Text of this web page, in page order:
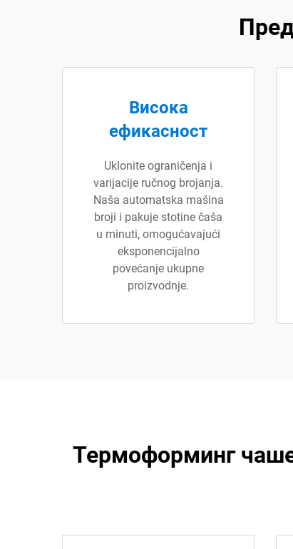
Висока
ефикасност
Uklonite ograničenja i
varijacije ručnog brojanja.
Naša automatska mašina
broji i pakuje stotine čaša
u minuti, omogućavajući
eksponencijalno
povećanje ukupne
proizvodnje.
Термоформинг